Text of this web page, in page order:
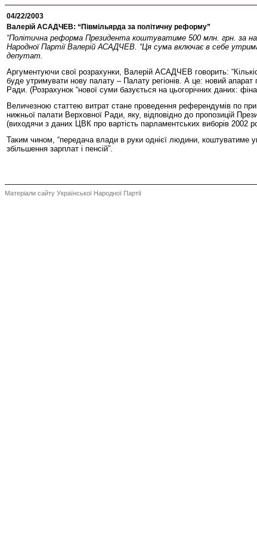
04/22/2003
Валерій АСАДЧЕВ: “Півмільярда за політичну реформу”
“Політична реформа Президента коштуватиме 500 млн. грн. за
Народної Партії Валерій АСАДЧЕВ. “Ця сума включає в себе
депутат.
Аргументуючи свої розрахунки, Валерій АСАДЧЕВ говорить:
буде утримувати нову палату – Палату регіонів. А це: новий
Ради. (Розрахунок “нової суми базується на цьогорічних даних:
Величезною статтею витрат стане проведення референдумів по
нижньої палати Верховної Ради, яку, відповідно до пропозицій
(виходячи з даних ЦВК про вартість парламентських виборів 2002
Таким чином, “передача влади в руки однієї людини, коштуватиме
збільшення зарплат і пенсій”.
Матеріали сайту Української Народної Партії